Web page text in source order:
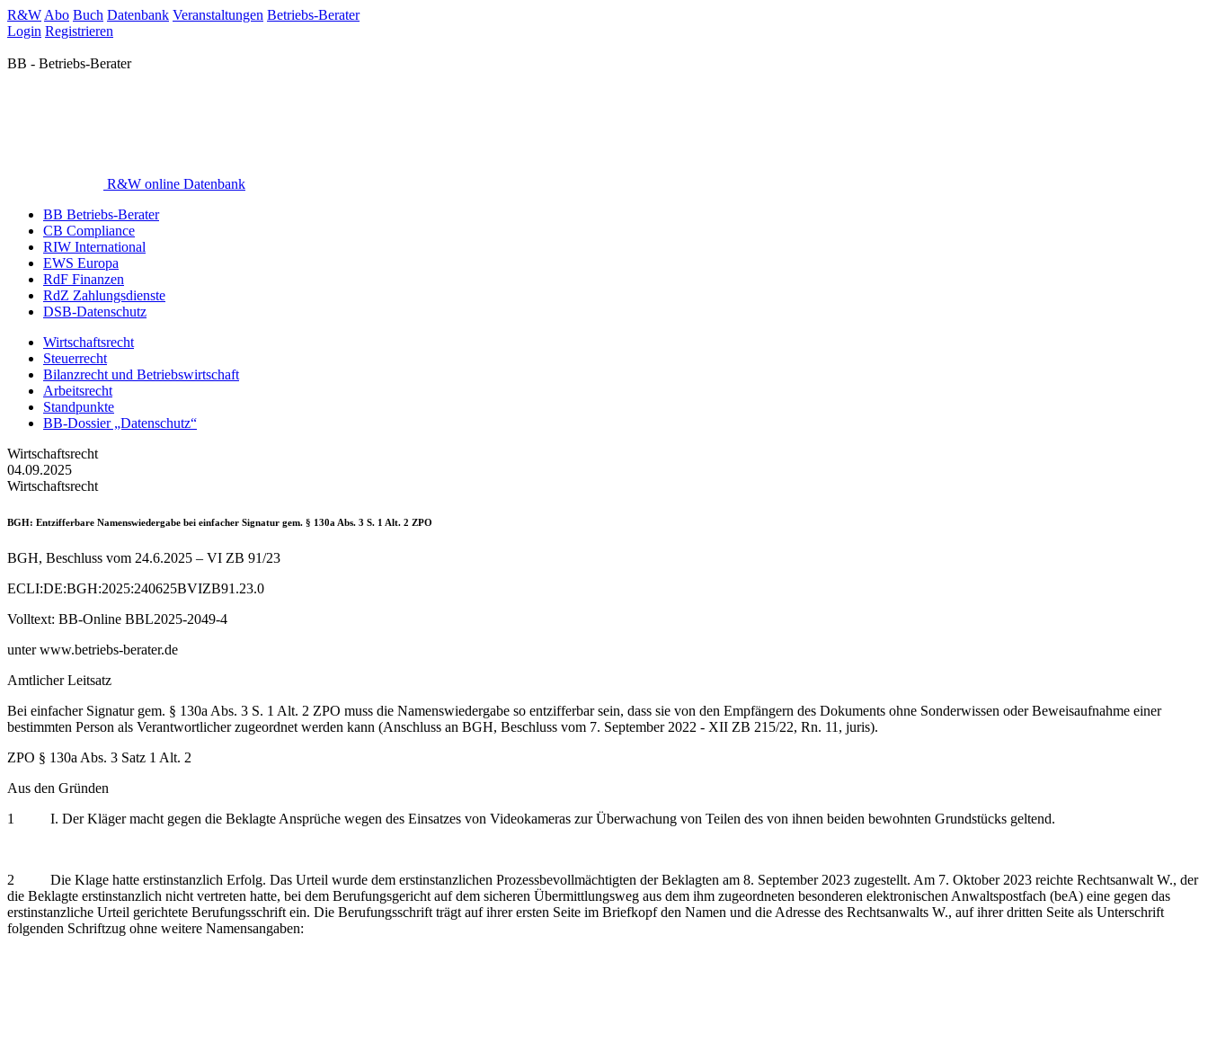
R&W Abo Buch Datenbank Veranstaltungen Betriebs-Berater
Login Registrieren
BB - Betriebs-Berater
R&W online Datenbank
BB Betriebs-Berater
CB Compliance
RIW International
EWS Europa
RdF Finanzen
RdZ Zahlungsdienste
DSB-Datenschutz
Wirtschaftsrecht
Steuerrecht
Bilanzrecht und Betriebswirtschaft
Arbeitsrecht
Standpunkte
BB-Dossier „Datenschutz“
Wirtschaftsrecht
04.09.2025
Wirtschaftsrecht
BGH: Entzifferbare Namenswiedergabe bei einfacher Signatur gem. § 130a Abs. 3 S. 1 Alt. 2 ZPO
BGH, Beschluss vom 24.6.2025 – VI ZB 91/23
ECLI:DE:BGH:2025:240625BVIZB91.23.0
Volltext: BB-Online BBL2025-2049-4
unter www.betriebs-berater.de
Amtlicher Leitsatz
Bei einfacher Signatur gem. § 130a Abs. 3 S. 1 Alt. 2 ZPO muss die Namenswiedergabe so entzifferbar sein, dass sie von den Empfängern des Dokuments ohne Sonderwissen oder Beweisaufnahme einer
bestimmten Person als Verantwortlicher zugeordnet werden kann (Anschluss an BGH, Beschluss vom 7. September 2022 - XII ZB 215/22, Rn. 11, juris).
ZPO § 130a Abs. 3 Satz 1 Alt. 2
Aus den Gründen
1 I. Der Kläger macht gegen die Beklagte Ansprüche wegen des Einsatzes von Videokameras zur Überwachung von Teilen des von ihnen beiden bewohnten Grundstücks geltend.
2 Die Klage hatte erstinstanzlich Erfolg. Das Urteil wurde dem erstinstanzlichen Prozessbevollmächtigten der Beklagten am 8. September 2023 zugestellt. Am 7. Oktober 2023 reichte Rechtsanwalt W., der
die Beklagte erstinstanzlich nicht vertreten hatte, bei dem Berufungsgericht auf dem sicheren Übermittlungsweg aus dem ihm zugeordneten besonderen elektronischen Anwaltspostfach (beA) eine gegen das
erstinstanzliche Urteil gerichtete Berufungsschrift ein. Die Berufungsschrift trägt auf ihrer ersten Seite im Briefkopf den Namen und die Adresse des Rechtsanwalts W., auf ihrer dritten Seite als Unterschrift
folgenden Schriftzug ohne weitere Namensangaben: